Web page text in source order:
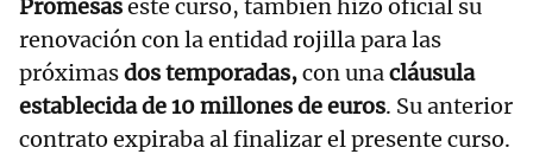
Promesaseste curso, también hizo oficial su
renovación con la entidad rojilla para las
próximasdos temporadas,con unacláusula
establecida de 10 millones de euros. Su anterior
contrato expiraba al finalizar el presente curso.